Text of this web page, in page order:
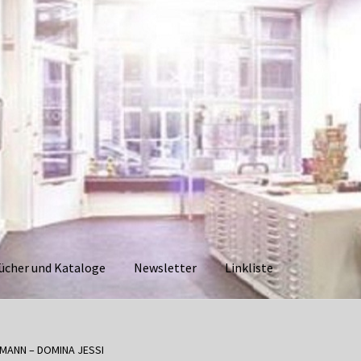
und Kataloge Newsletter Linkliste
– DOMINA JESSI